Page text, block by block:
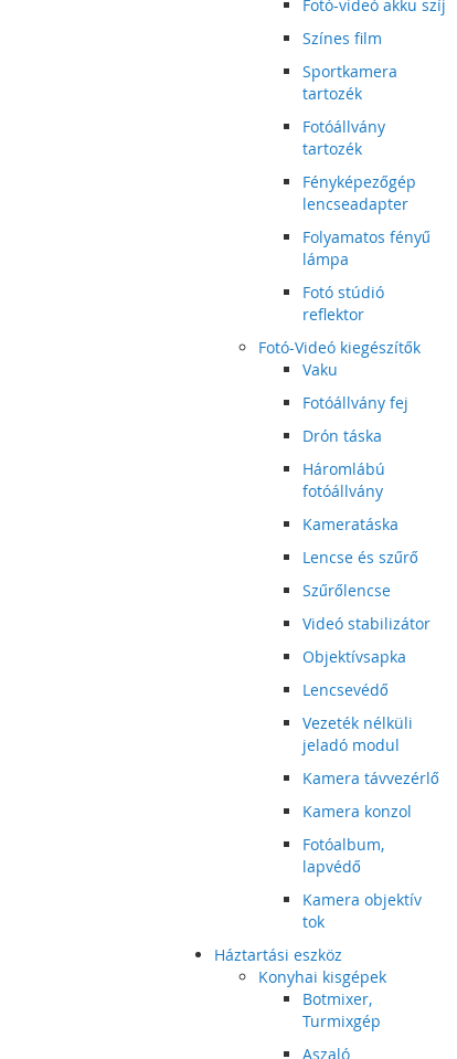
Fotó-videó akku szíj
Színes film
Sportkamera
tartozék
Fotóállvány
tartozék
Fényképezőgép
lencseadapter
Folyamatos fényű
lámpa
Fotó stúdió
reflektor
Fotó-Videó kiegészítők
Vaku
Fotóállvány fej
Drón táska
Háromlábú
fotóállvány
Kameratáska
Lencse és szűrő
Szűrőlencse
Videó stabilizátor
Objektívsapka
Lencsevédő
Vezeték nélküli
jeladó modul
Kamera távvezérlő
Kamera konzol
Fotóalbum,
lapvédő
Kamera objektív
tok
Háztartási eszköz
Konyhai kisgépek
Botmixer,
Turmixgép
Aszaló